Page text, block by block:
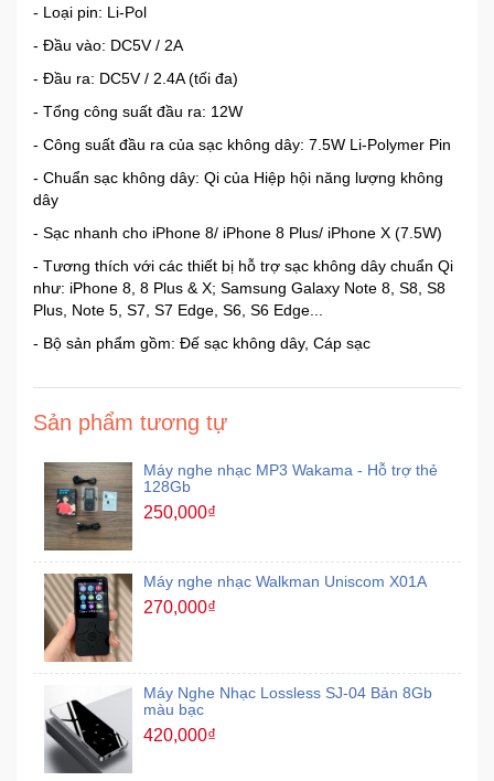
- Loại pin: Li-Pol
- Đầu vào: DC5V / 2A
- Đầu ra: DC5V / 2.4A (tối đa)
- Tổng công suất đầu ra: 12W
- Công suất đầu ra của sạc không dây: 7.5W Li-Polymer Pin
- Chuẩn sạc không dây: Qi của Hiệp hội năng lượng không
dây
- Sạc nhanh cho iPhone 8/ iPhone 8 Plus/ iPhone X (7.5W)
- Tương thích với các thiết bị hỗ trợ sạc không dây chuẩn Qi
như: iPhone 8, 8 Plus & X; Samsung Galaxy Note 8, S8, S8
Plus, Note 5, S7, S7 Edge, S6, S6 Edge...
- Bộ sản phẩm gồm: Đế sạc không dây, Cáp sạc
Sản phẩm tương tự
Máy nghe nhạc MP3 Wakama - Hỗ trợ thẻ
128Gb
250,000₫
Máy nghe nhạc Walkman Uniscom X01A
270,000₫
Máy Nghe Nhạc Lossless SJ-04 Bản 8Gb
màu bạc
420,000₫